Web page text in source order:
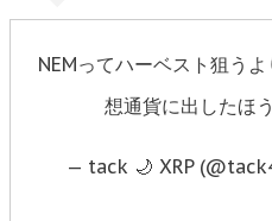
NEMってハーベスト狙う
想通貨に出したほ
— tack 🌙 XRP